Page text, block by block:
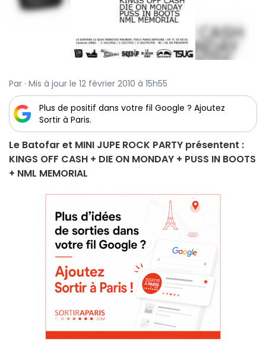
Par · Mis à jour le 12 février 2010 à 15h55
Plus de positif dans votre fil Google ? Ajoutez
Sortir à Paris.
Le Batofar et MINI JUPE ROCK PARTY présentent :
KINGS OFF CASH + DIE ON MONDAY + PUSS IN BOOTS
+ NML MEMORIAL